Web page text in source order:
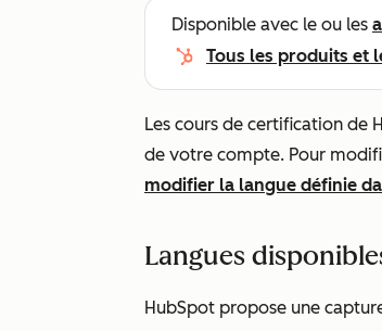
Disponible avec le ou les
Tous les produits et
Les cours de certification de
de votre compte. Pour
modifier la langue définie
Langues
HubSpot propose une